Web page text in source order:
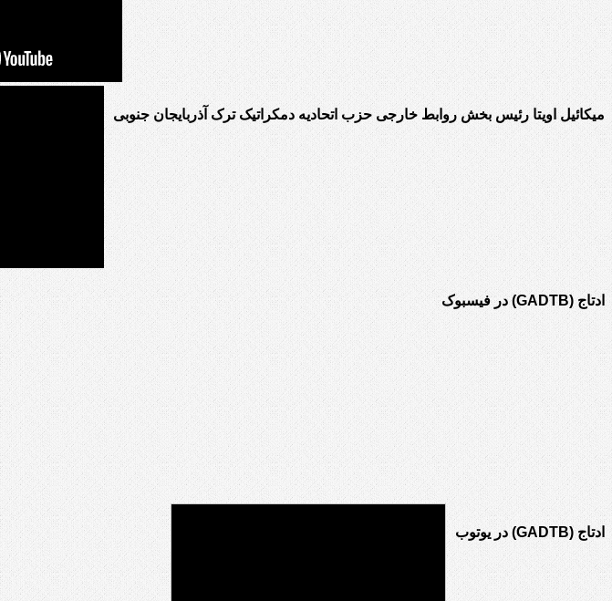
میکائیل اویتا رئیس بخش روابط خارجی حزب اتحادیه دمکراتیک ترک آذربایجان جنوبی
ادتاج (GADTB) در فیسبوک
ادتاج (GADTB) در یوتوب